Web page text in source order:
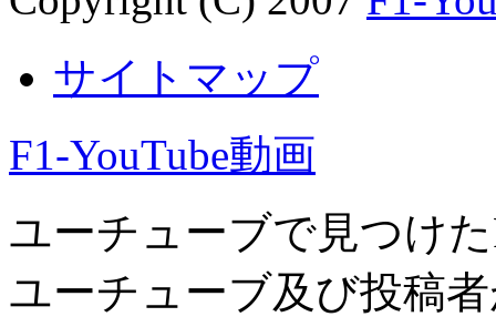
サイトマップ
F1-YouTube動画
ユーチューブで見つけ
ユーチューブ及び投稿